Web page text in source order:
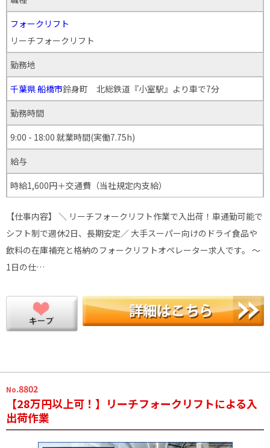
フォークリフト
リーチフォークリフト
勤務地
千葉県船橋市鈴身町 北総鉄道『小室駅』より車で7分
勤務時間
9:00 - 18:00 就業時間(実働7.75h)
給与
時給1,600円＋交通費（当社規定内支給）
【仕事内容】 ＼ リーチフォークリフト作業で入出荷！車通勤可能で
シフト制で週休2日、長期安定／ 大手スーパー向けのドライ食品や
飲料の在庫補充と格納のフォークリフトオペレーター求人です。 ～
1日の仕…
No.8802
【28万円以上可！】リーチフォークリフトによる入
出荷作業